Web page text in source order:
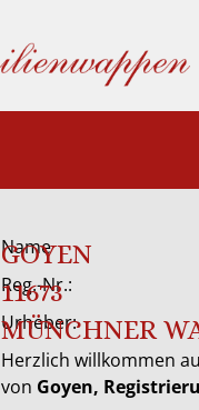
Name
GOYEN
Reg.-Nr.:
11673
Urheber:
MÜNCHNER
Herzlich willkommen
von Goyen,